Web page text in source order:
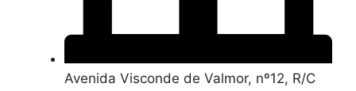
Avenida Visconde de Valmor, nº12, R/C